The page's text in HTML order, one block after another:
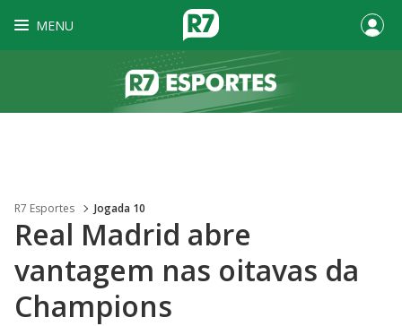
MENU
R7 Esportes Jogada 10
Real Madrid abre
vantagem nas oitavas da
Champions